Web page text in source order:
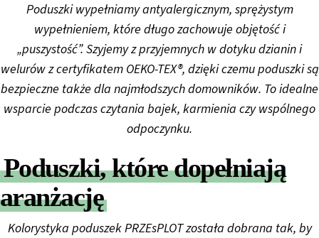
Poduszki wypełniamy antyalergicznym, sprężystym
wypełnieniem, które długo zachowuje objętość i
„puszystość”. Szyjemy z przyjemnych w dotyku dzianin i
welurów z certyfikatem OEKO-TEX®, dzięki czemu poduszki są
bezpieczne także dla najmłodszych domowników. To idealne
wsparcie podczas czytania bajek, karmienia czy wspólnego
odpoczynku.
Poduszki, które dopełniają
aranżację
Kolorystyka poduszek PRZEsPLOT została dobrana tak, by